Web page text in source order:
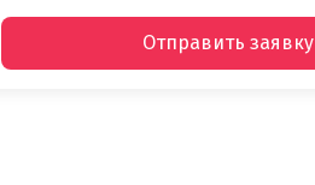
Отправить заявку